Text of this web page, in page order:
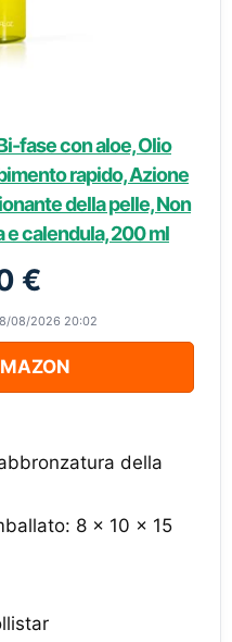
fase con aloe, Olio
rapido, Azione
della pelle, Non
e calendula, 200 ml
€
08/2026 20:02
della
8 x 10 x 15